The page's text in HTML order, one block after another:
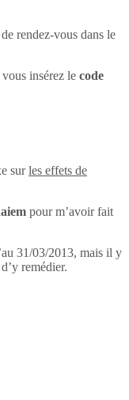
rendez-vous dans le
insérez le code
surles effets de
pour m’avoir fait
31/03/2013, mais il y
remédier.